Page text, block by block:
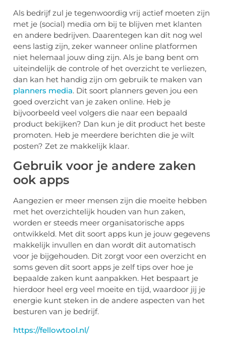
Als bedrijf zul je tegenwoordig vrij actief moeten zijn
met je (social) media om bij te blijven met klanten
en andere bedrijven. Daarentegen kan dit nog wel
eens lastig zijn, zeker wanneer online platformen
niet helemaal jouw ding zijn. Als je bang bent om
uiteindelijk de controle of het overzicht te verliezen,
dan kan het handig zijn om gebruik te maken van
planners media. Dit soort planners geven jou een
goed overzicht van je zaken online. Heb je
bijvoorbeeld veel volgers die naar een bepaald
product bekijken? Dan kun je dit product het beste
promoten. Heb je meerdere berichten die je wilt
posten? Zet ze makkelijk klaar.
Gebruik voor je andere zaken
ook apps
Aangezien er meer mensen zijn die moeite hebben
met het overzichtelijk houden van hun zaken,
worden er steeds meer organisatorische apps
ontwikkeld. Met dit soort apps kun je jouw gegevens
makkelijk invullen en dan wordt dit automatisch
voor je bijgehouden. Dit zorgt voor een overzicht en
soms geven dit soort apps je zelf tips over hoe je
bepaalde zaken kunt aanpakken. Het bespaart je
hierdoor heel erg veel moeite en tijd, waardoor jij je
energie kunt steken in de andere aspecten van het
besturen van je bedrijf.
https://fellowtool.nl/